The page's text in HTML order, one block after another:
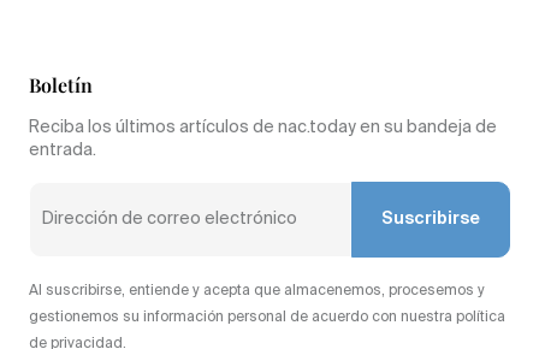
Boletín
Reciba los últimos artículos de nac.today en su bandeja de
entrada.
Suscribirse
Al suscribirse, entiende y acepta que almacenemos, procesemos y
gestionemos su información personal de acuerdo con nuestra política
de privacidad.